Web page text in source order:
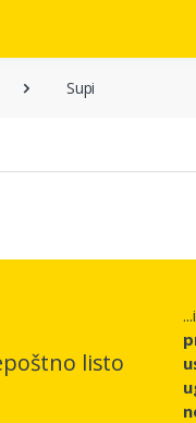
Supi
listo